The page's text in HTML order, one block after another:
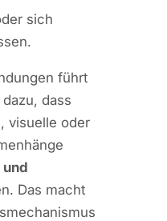
sich
führt
dass
visuelle oder
Das macht